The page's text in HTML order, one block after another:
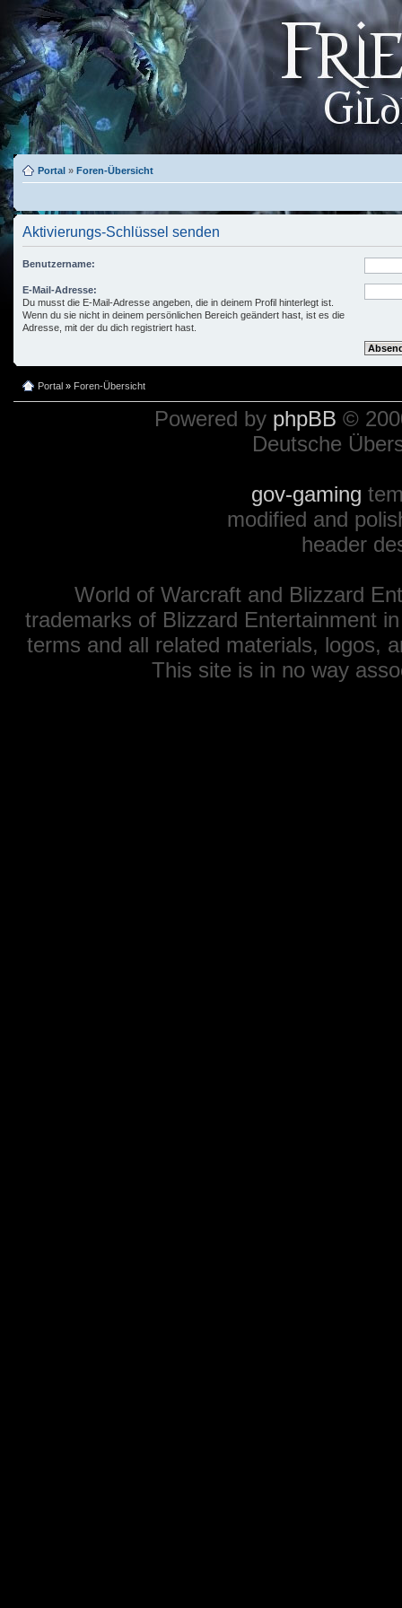
Portal » Foren-Übersicht
Aktivierungs-Schlüssel senden
Benutzername:
E-Mail-Adresse:
Du musst die E-Mail-Adresse angeben, die in deinem Profil hinterlegt ist.
Wenn du sie nicht in deinem persönlichen Bereich geändert hast, ist es die
Adresse, mit der du dich registriert hast.
Portal » Foren-Übersicht
Powered by phpBB ©
Deutsche
gov-gaming
modified and
header
World of Warcraft and Blizzard
trademarks of Blizzard Entertainment
terms and all related materials, logos,
This site is in no way